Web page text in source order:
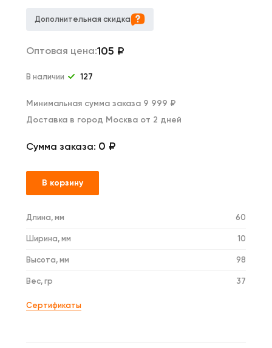
Дополнительная скидка
Оптовая цена:105 ₽
В наличии 127
Минимальная сумма заказа 9 999 ₽
Доставка в город Москва от 2 дней
Сумма заказа: 0 ₽
В корзину
Длина, мм 60
Ширина, мм 10
Высота, мм 98
Вес, гр 37
Сертификаты